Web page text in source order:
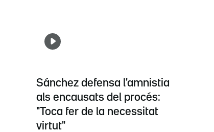
Sánchez defensa l'amnistia
als encausats del procés:
"Toca fer de la necessitat
virtut"